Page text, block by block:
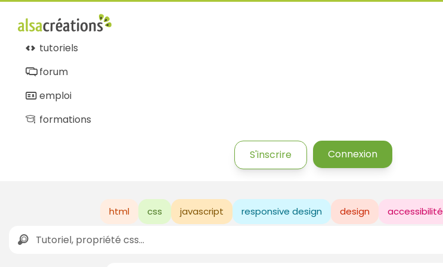
tutoriels
forum
emploi
formations
S'inscrire Connexion
html css javascript responsive design design accessibilité